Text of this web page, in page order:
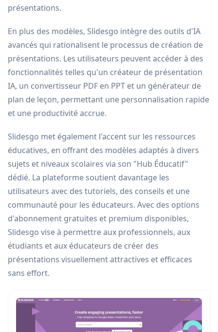
présentations.
En plus des modèles, Slidesgo intègre des outils d'IA
avancés qui rationalisent le processus de création de
présentations. Les utilisateurs peuvent accéder à des
fonctionnalités telles qu'un créateur de présentation
IA, un convertisseur PDF en PPT et un générateur de
plan de leçon, permettant une personnalisation rapide
et une productivité accrue.
Slidesgo met également l'accent sur les ressources
éducatives, en offrant des modèles adaptés à divers
sujets et niveaux scolaires via son "Hub Éducatif"
dédié. La plateforme soutient davantage les
utilisateurs avec des tutoriels, des conseils et une
communauté pour les éducateurs. Avec des options
d'abonnement gratuites et premium disponibles,
Slidesgo vise à permettre aux professionnels, aux
étudiants et aux éducateurs de créer des
présentations visuellement attractives et efficaces
sans effort.